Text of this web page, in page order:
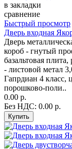
в закладки
сравнение
Быстрый просмотр
Дверь входная
Дверь
короб - гнутый
базальтовая
- листовой метал
Гапрдиан 4 класс,
порошково-поли..
0.00 р.
Без НДС: 0.00 р.